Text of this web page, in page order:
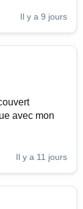
Il y a 9 jours
avec mon
Il y a 11 jours